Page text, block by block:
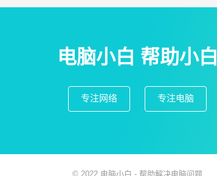
电脑小白 帮助小白
专注网络 专注电脑
© 2022 电脑小白 - 帮助解决电脑问题